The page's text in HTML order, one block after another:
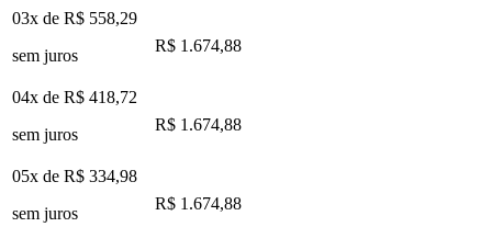
03x de R$ 558,29
sem juros
R$ 1.674,88
04x de R$ 418,72
sem juros
R$ 1.674,88
05x de R$ 334,98
sem juros
R$ 1.674,88